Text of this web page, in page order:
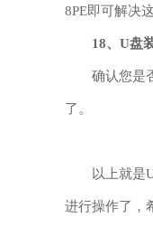
8PE即可解决
18、 U盘
确认您是
了。
以上就是U
进行操作了，